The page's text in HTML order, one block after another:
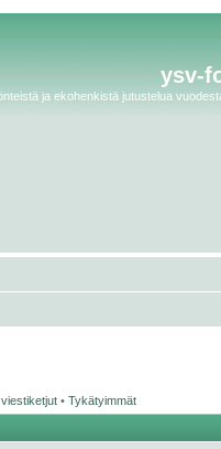
ysv-
ja ekohenkistä jutustelua
• Tykätyimmät